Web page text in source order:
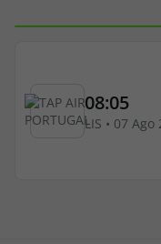
Escapadinhas